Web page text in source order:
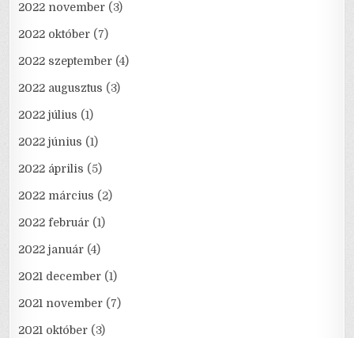
2022 november (3)
2022 október (7)
2022 szeptember (4)
2022 augusztus (3)
2022 július (1)
2022 június (1)
2022 április (5)
2022 március (2)
2022 február (1)
2022 január (4)
2021 december (1)
2021 november (7)
2021 október (3)